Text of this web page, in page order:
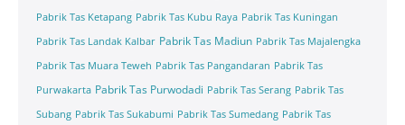
Pabrik Tas Ketapang Pabrik Tas Kubu Raya Pabrik Tas Kuningan
Pabrik Tas Landak Kalbar Pabrik Tas Madiun Pabrik Tas Majalengka
Pabrik Tas Muara Teweh Pabrik Tas Pangandaran Pabrik Tas
Purwakarta Pabrik Tas Purwodadi Pabrik Tas Serang Pabrik Tas
Subang Pabrik Tas Sukabumi Pabrik Tas Sumedang Pabrik Tas